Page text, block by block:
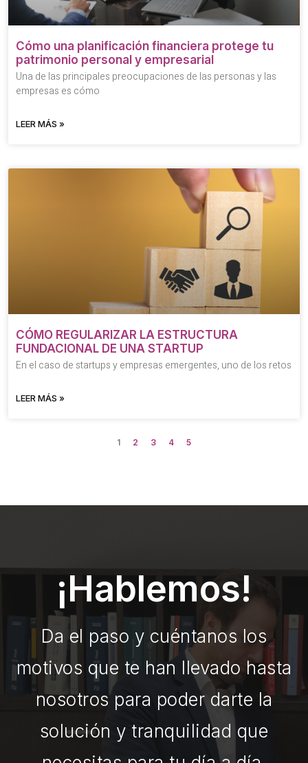
Cómo una planificación financiera protege tu
patrimonio personal y empresarial
Una de las principales preocupaciones de las personas y las
empresas es cómo
LEER MÁS »
CÓMO REGULARIZAR LA ESTRUCTURA
FUNDACIONAL DE UNA STARTUP
En el caso de startups y empresas emergentes, uno de los retos
LEER MÁS »
1 2 3 4 5
¡Hablemos!
Da el paso y cuéntanos los
motivos que te han llevado hasta
nosotros para poder darte la
solución y tranquilidad que